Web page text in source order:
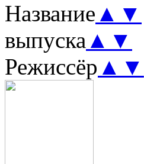
Название ▲ ▼
выпуска ▲ ▼
Режиссёр ▲ ▼